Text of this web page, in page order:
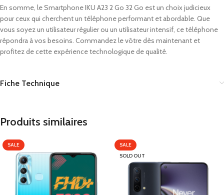
En somme, le Smartphone IKU A23 2 Go 32 Go est un choix judicieux
pour ceux qui cherchent un téléphone performant et abordable. Que
vous soyez un utilisateur régulier ou un utilisateur intensif, ce téléphone
répondra à vos besoins. Commandez le vôtre dès maintenant et
profitez de cette expérience technologique de qualité.
Fiche Technique
Produits similaires
SALE
SALE
SOLD OUT